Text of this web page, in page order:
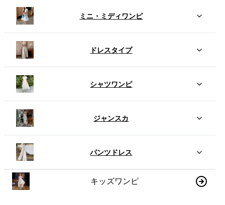
ミニ・ミディワンピ
ドレスタイプ
シャツワンピ
ジャンスカ
パンツドレス
キッズワンピ